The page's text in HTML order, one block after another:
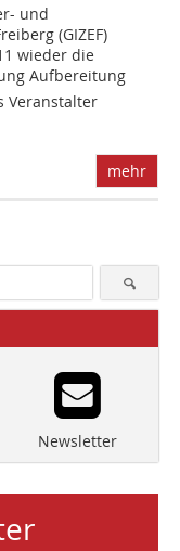
und
(GIZEF)
wieder die
Aufbereitung
Veranstalter
mehr
Newsletter